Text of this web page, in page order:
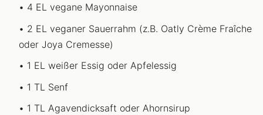
4 EL vegane Mayonnaise
2 EL veganer Sauerrahm (z.B. Oatly Crème Fraîche
oder Joya Cremesse)
1 EL weißer Essig oder Apfelessig
1 TL Senf
1 TL Agavendicksaft oder Ahornsirup